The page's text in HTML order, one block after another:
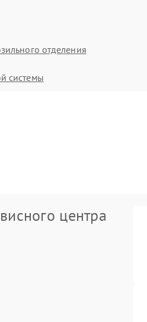
отделения
системы
центра